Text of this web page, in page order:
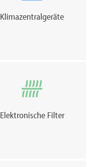
Klimazentralgeräte
Elektronische Filter